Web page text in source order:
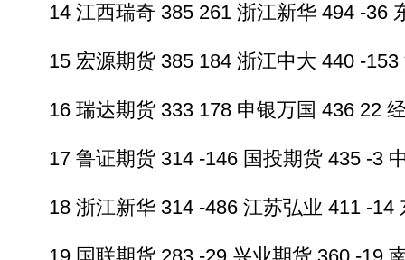
14 江西瑞奇 385 261 浙江新华 494 -36
15 宏源期货 385 184 浙江中大 440 -153
16 瑞达期货 333 178 申银万国 436 22
17 鲁证期货 314 -146 国投期货 435 -3
18 浙江新华 314 -486 江苏弘业 411 -14